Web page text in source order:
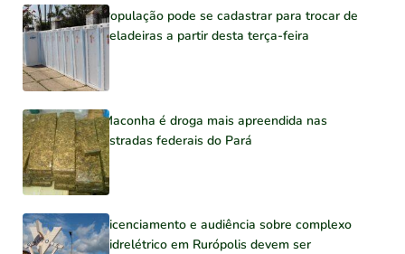
População pode se cadastrar para trocar de
geladeiras a partir desta terça-feira
Maconha é droga mais apreendida nas
estradas federais do Pará
Licenciamento e audiência sobre complexo
hidrelétrico em Rurópolis devem ser